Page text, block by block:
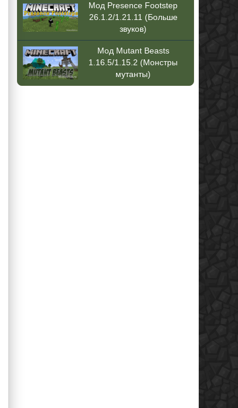
Мод Presence Footstep
26.1.2/1.21.11 (Больше
звуков)
Мод Mutant Beasts
1.16.5/1.15.2 (Монстры
мутанты)